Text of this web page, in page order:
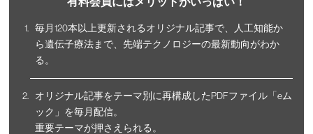
毎月120本以上更新されるオリジナル記事で、人工知能か
ら遺伝子療法まで、先端テクノロジーの最新動向がわか
る。
オリジナル記事をテーマ別に再構成したPDFファイル「eム
ック」を毎月配信。
重要テーマが押さえられる。